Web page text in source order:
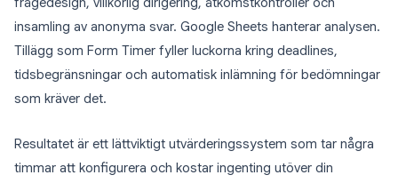
insamling av anonyma svar. Google Sheets hanterar analysen.
Tillägg som Form Timer fyller luckorna kring deadlines,
tidsbegränsningar och automatisk inlämning för bedömningar
som kräver det.
Resultatet är ett lättviktigt utvärderingssystem som tar några
timmar att konfigurera och kostar ingenting utöver din